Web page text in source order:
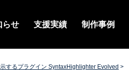
らせ 支援実績 制作事例
するプラグイン SyntaxHighlighter Evolved >